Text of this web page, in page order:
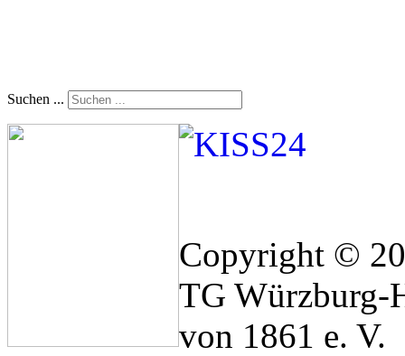
Suchen ...
Copyright ©
TG Würzburg-
von 1861 e. V.